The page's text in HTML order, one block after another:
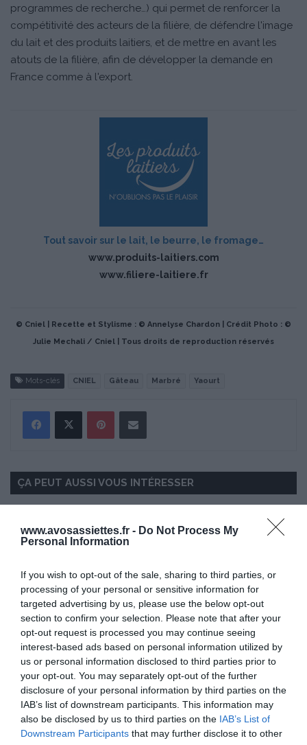
www.avosassiettes.fr - Do Not Process My
Personal Information
If you wish to opt-out of the sale, sharing to third parties, or
processing of your personal or sensitive information for
targeted advertising by us, please use the below opt-out
section to confirm your selection. Please note that after your
opt-out request is processed you may continue seeing
interest-based ads based on personal information utilized by
us or personal information disclosed to third parties prior to
your opt-out. You may separately opt-out of the further
disclosure of your personal information by third parties on the
IAB’s list of downstream participants. This information may
also be disclosed by us to third parties on the IAB’s List of
Downstream Participants that may further disclose it to other
programmes de recherche…) qui permet de renforcer la
compétitivité des acteurs de la filière, de défendre l'image
du lait et des produits laitiers, et de mettre en avant les
atouts de la filière, afin de développer la demande en
France comme à l'export.
Tout savoir sur le lait, le beurre, le fromage…
www.produits-laitiers.com
www.filiere-laitiere.fr
© Cniel | Recette et Stylisme : © Annelyse Chardon | Crédit Photo : ©
Julie Mechali / Cniel | Tous droits de reproduction réservés
Mots-clés CNIEL Gâteau Marbré Yaourt
ÇA PEUT AUSSI VOUS INTÉRESSER